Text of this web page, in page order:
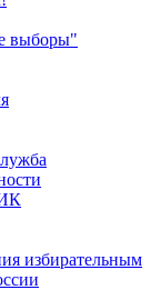
выборы"
избирательным